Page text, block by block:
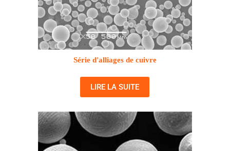
Série d'alliages de cuivre
LIRE LA SUITE